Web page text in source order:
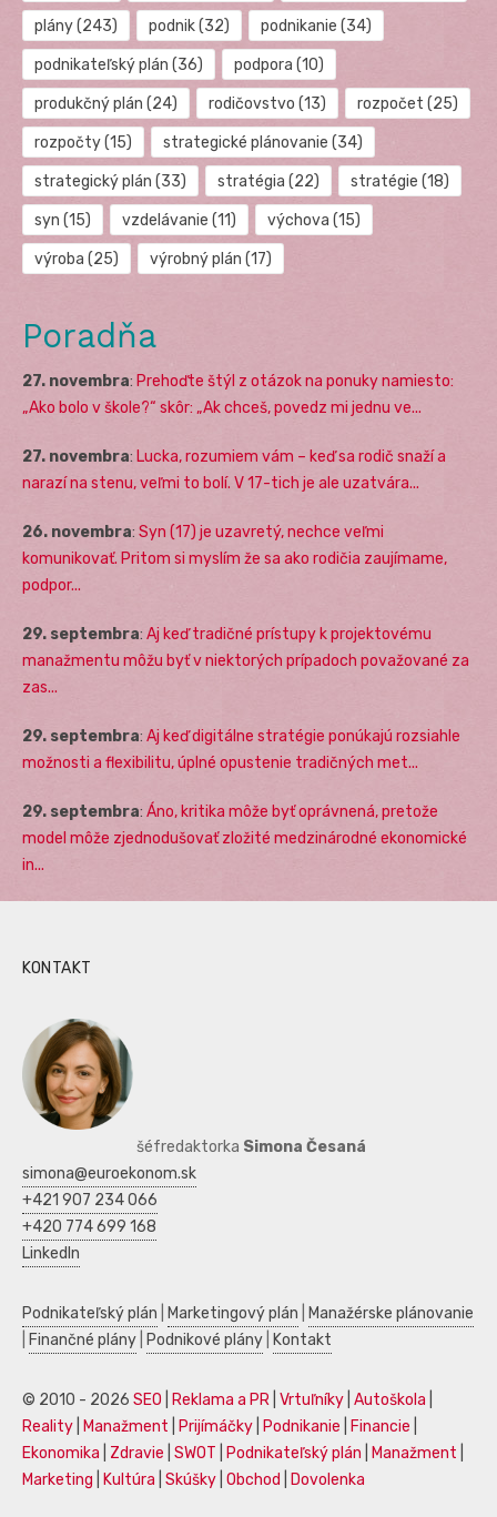
plány(243) podnik(32) podnikanie (34)
podnikateľský plán (36) podpora (10)
produkčný plán (24) rodičovstvo (13) rozpočet (25)
rozpočty(15) strategické plánovanie (34)
strategický plán (33) stratégia (22) stratégie (18)
syn (15) vzdelávanie (11) výchova (15)
výroba (25) výrobný plán (17)
Poradňa
27. novembra: Prehoďte štýl z otázok na ponuky namiesto:
„Ako bolo v škole?“ skôr: „Ak chceš, povedz mi jednu ve...
27. novembra: Lucka, rozumiem vám – keď sa rodič snaží a
narazí na stenu, veľmi to bolí. V 17-tich je ale uzatvára...
26. novembra: Syn (17) je uzavretý, nechce veľmi
komunikovať. Pritom si myslím že sa ako rodičia zaujímame,
podpor...
29. septembra: Aj keď tradičné prístupy k projektovému
manažmentu môžu byť v niektorých prípadoch považované za
zas...
29. septembra: Aj keď digitálne stratégie ponúkajú rozsiahle
možnosti a flexibilitu, úplné opustenie tradičných met...
29. septembra: Áno, kritika môže byť oprávnená, pretože
model môže zjednodušovať zložité medzinárodné ekonomické
in...
KONTAKT
šéfredaktorka Simona Česaná
simona@euroekonom.sk
+421 907 234 066
+420 774 699 168
LinkedIn
Podnikateľský plán Marketingový plán
Manažérske plánovanie
Finančné plány Podnikové plány Kontakt
© 2010 - 2026 SEO Reklama a PR Vrtuľníky Autoškola
Reality
Manažment Prijímáčky Podnikanie Financie
Ekonomika
Zdravie SWOT Podnikateľský plán Manažment
Marketing
Kultúra Skúšky Obchod Dovolenka